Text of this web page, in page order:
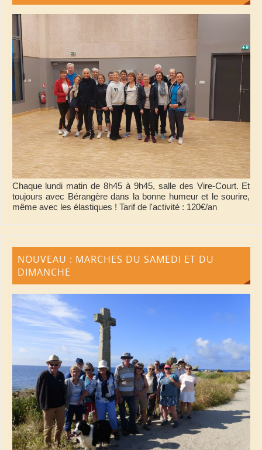
Chaque lundi matin de 8h45 à 9h45, salle des Vire-Court. Et
toujours avec Bérangère dans la bonne humeur et le sourire,
même avec les élastiques ! Tarif de l'activité : 120€/an
NOUVEAU : MARCHES DU SAMEDI ET DU
DIMANCHE